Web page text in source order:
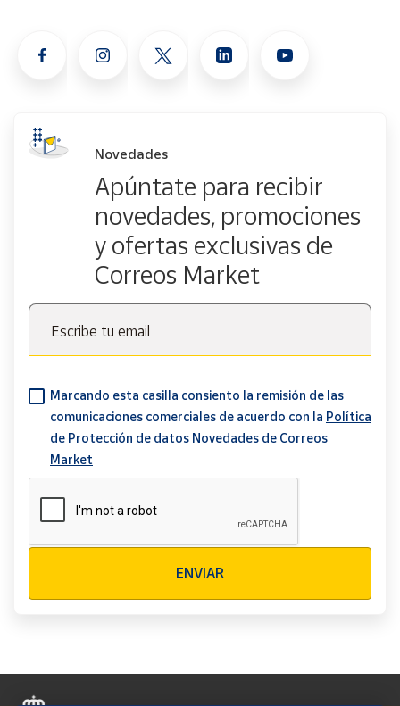
Novedades
Apúntate para recibir
novedades, promociones
y ofertas exclusivas de
Correos Market
Escribe tu email
Marcando esta casilla consiento la remisión de las
comunicaciones comerciales de acuerdo con la Política
de Protección de datos Novedades de Correos
Market
ENVIAR